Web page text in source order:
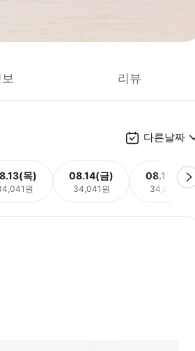
리뷰
다른날짜
목)
원
08.14(금)
34,041원
08.15(토)
34,041원